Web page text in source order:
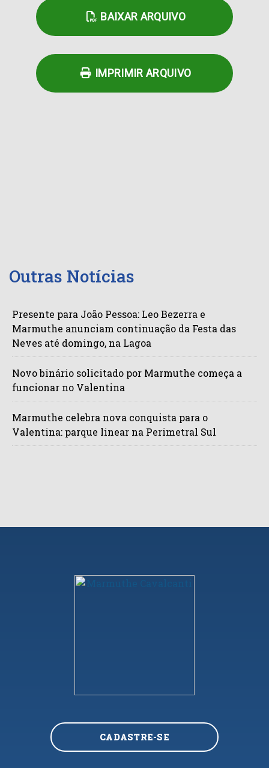
BAIXAR ARQUIVO
IMPRIMIR ARQUIVO
Outras Notícias
Presente para João Pessoa: Leo Bezerra e
Marmuthe anunciam continuação da Festa das
Neves até domingo, na Lagoa
Novo binário solicitado por Marmuthe começa a
funcionar no Valentina
Marmuthe celebra nova conquista para o
Valentina: parque linear na Perimetral Sul
CADASTRE-SE